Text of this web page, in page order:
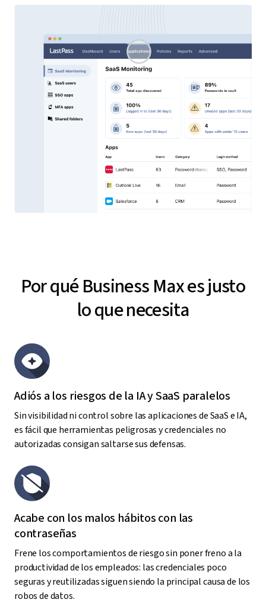
Por qué Business Max es justo
lo que necesita
Adiós a los riesgos de la IA y SaaS paralelos
Sin visibilidad ni control sobre las aplicaciones de SaaS e IA,
es fácil que herramientas peligrosas y credenciales no
autorizadas consigan saltarse sus defensas.
Acabe con los malos hábitos con las
contraseñas
Frene los comportamientos de riesgo sin poner freno a la
productividad de los empleados: las credenciales poco
seguras y reutilizadas siguen siendo la principal causa de los
robos de datos.